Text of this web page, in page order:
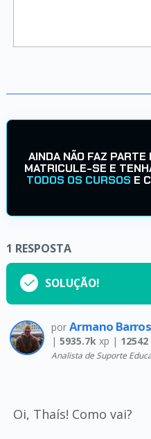
AINDA NÃO FAZ PARTE
MATRICULE-SE E
TODOS OS CURSOS E
1 RESPOSTA
SOLUÇÃO!
por Armano
| 5935.7kxp | 12542
Analista de Suporte
Oi, Thaís! Como vai?